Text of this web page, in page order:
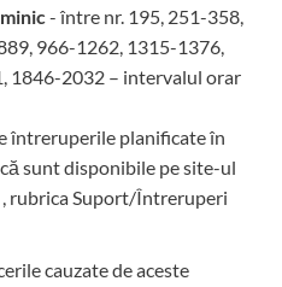
- între nr. 195, 251-358,
966-1262, 1315-1376,
1846-2032 – intervalul orar
întreruperile planificate în
sunt disponibile pe site-ul
, rubrica Suport/Întreruperi
cauzate de aceste